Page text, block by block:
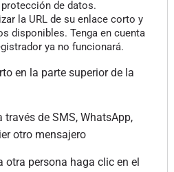
de datos.
la URL de su enlace corto y
disponibles. Tenga en cuenta
ya no funcionará.
en la parte superior de la
través de SMS, WhatsApp,
otro mensajero
otra persona haga clic en el